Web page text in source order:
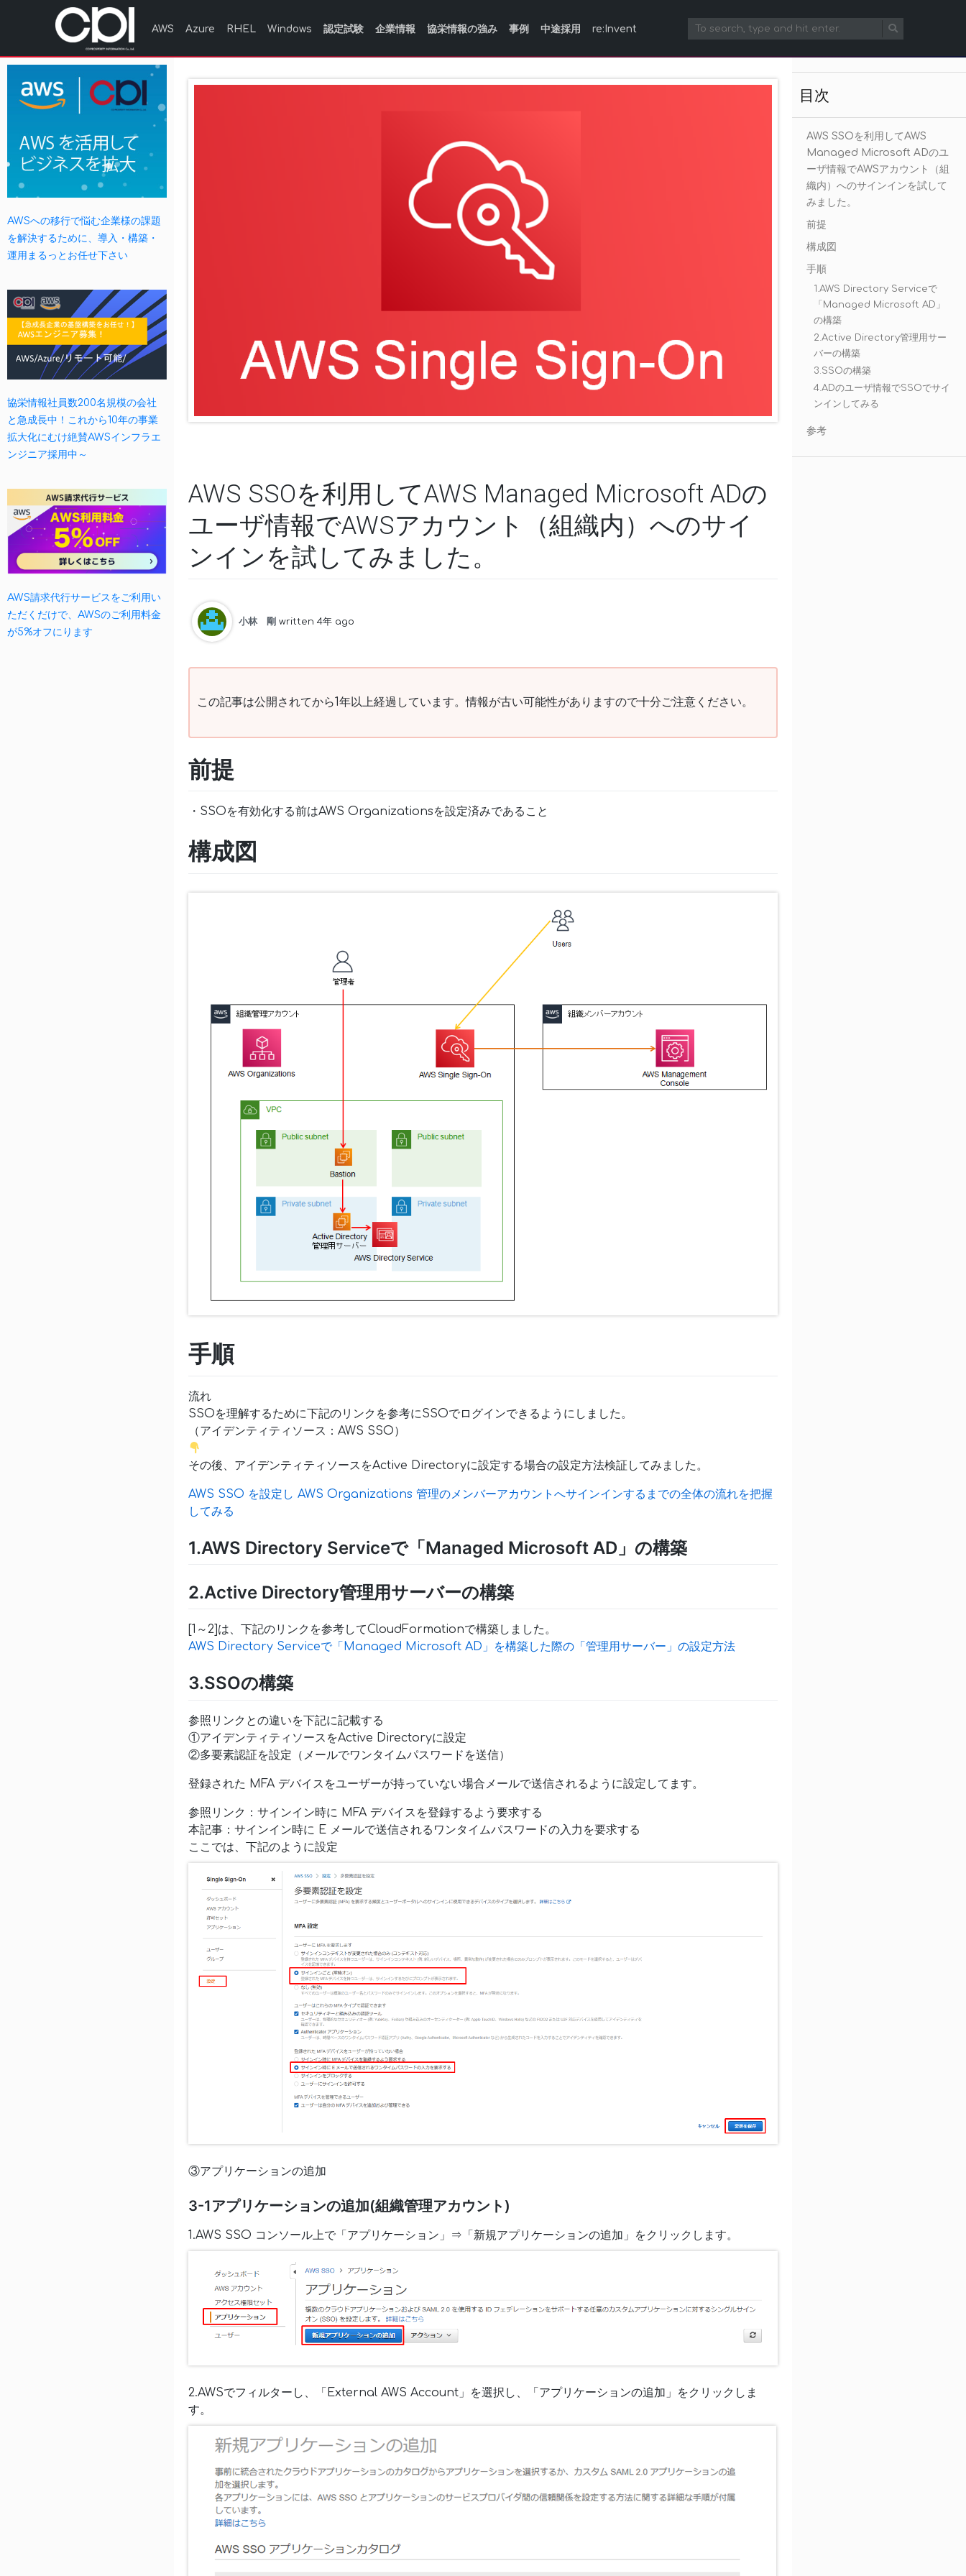
AWS Azure RHEL Windows 認定試験 企業情報 協栄情報の強み 事例 中途採用 re:Invent
AWSへの移行で悩む企業様の課題
を解決するために、導入・構築・
運用まるっとお任せ下さい
協栄情報社員数200名規模の会社
と急成長中！これから10年の事業
拡大化にむけ絶賛AWSインフラエ
ンジニア採用中～
AWS請求代行サービスをご利用い
ただくだけで、AWSのご利用料金
が5%オフにります
AWS SSOを利用してAWS Managed Microsoft ADの
ユーザ情報でAWSアカウント（組織内）へのサイ
ンインを試してみました。
小林 剛 written 4年 ago
この記事は公開されてから1年以上経過しています。情報が古い可能性がありますので十分ご注意ください。
前提
・SSOを有効化する前はAWS Organizationsを設定済みであること
構成図
手順
流れ
SSOを理解するために下記のリンクを参考にSSOでログインできるようにしました。
（アイデンティティソース：AWS SSO）
その後、アイデンティティソースをActive Directoryに設定する場合の設定方法検証してみました。
AWS SSO を設定し AWS Organizations 管理のメンバーアカウントへサインインするまでの全体の流れを把握
してみる
1.AWS Directory Serviceで「Managed Microsoft AD」の構築
2.Active Directory管理用サーバーの構築
[1～2]は、下記のリンクを参考してCloudFormationで構築しました。
AWS Directory Serviceで「Managed Microsoft AD」を構築した際の「管理用サーバー」の設定方法
3.SSOの構築
参照リンクとの違いを下記に記載する
①アイデンティティソースをActive Directoryに設定
②多要素認証を設定（メールでワンタイムパスワードを送信）
登録された MFA デバイスをユーザーが持っていない場合メールで送信されるように設定してます。
参照リンク：サインイン時に MFA デバイスを登録するよう要求する
本記事：サインイン時に E メールで送信されるワンタイムパスワードの入力を要求する
ここでは、下記のように設定
③アプリケーションの追加
3-1アプリケーションの追加(組織管理アカウント)
1.AWS SSO コンソール上で「アプリケーション」⇒「新規アプリケーションの追加」をクリックします。
2.AWSでフィルターし、「External AWS Account」を選択し、「アプリケーションの追加」をクリックしま
す。
目次
AWS SSOを利用してAWS
Managed Microsoft ADのユ
ーザ情報でAWSアカウント（組
織内）へのサインインを試して
みました。
前提
構成図
手順
1.AWS Directory Serviceで
「Managed Microsoft AD」
の構築
2.Active Directory管理用サー
バーの構築
3.SSOの構築
4.ADのユーザ情報でSSOでサイ
ンインしてみる
参考